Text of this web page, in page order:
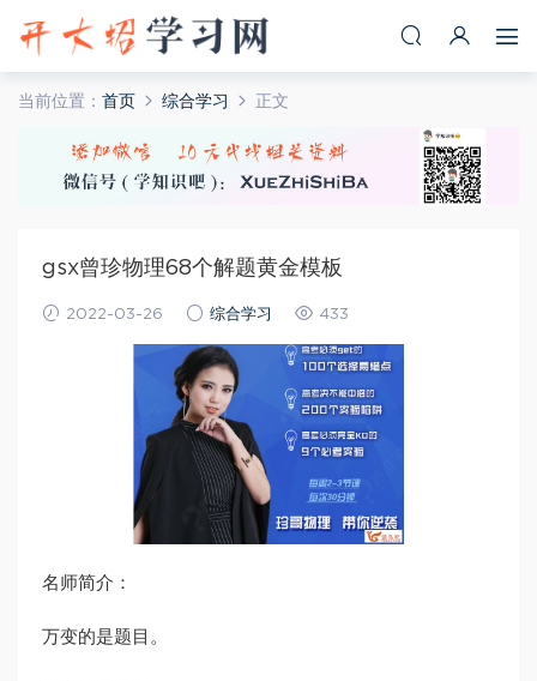
当前位置： 首页 综合学习 正文
gsx曾珍物理68个解题黄金模板
2022-03-26 综合学习 433
名师简介：
万变的是题目。